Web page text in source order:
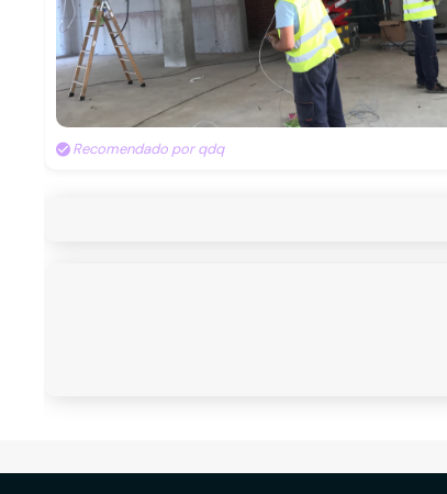
Recomendado por qdq